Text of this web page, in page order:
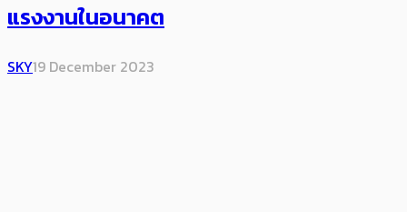
แรงงานในอนาคต
SKY19 December 2023